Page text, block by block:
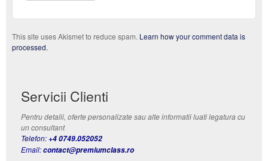
This site uses Akismet to reduce spam. Learn how your comment data is
processed.
Servicii Clienti
Pentru detalii, oferte personalizate sau alte informatii luati legatura cu
un consultant
Telefon:+4 0749.052052
Email:contact@premiumclass.ro